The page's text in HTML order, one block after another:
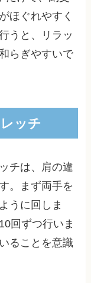
ほぐれやすく
うと、リラッ
らぎやすいで
ッチ
チは、肩の違
。まず両手を
うに回しま
回ずつ行いま
ることを意識